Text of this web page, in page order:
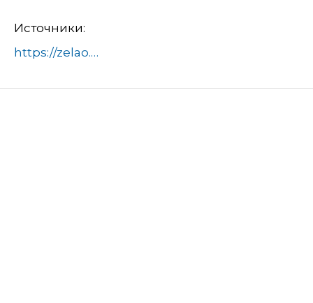
Источники:
https://zelao.mos.ru/presscenter/news/detail/12512911.html